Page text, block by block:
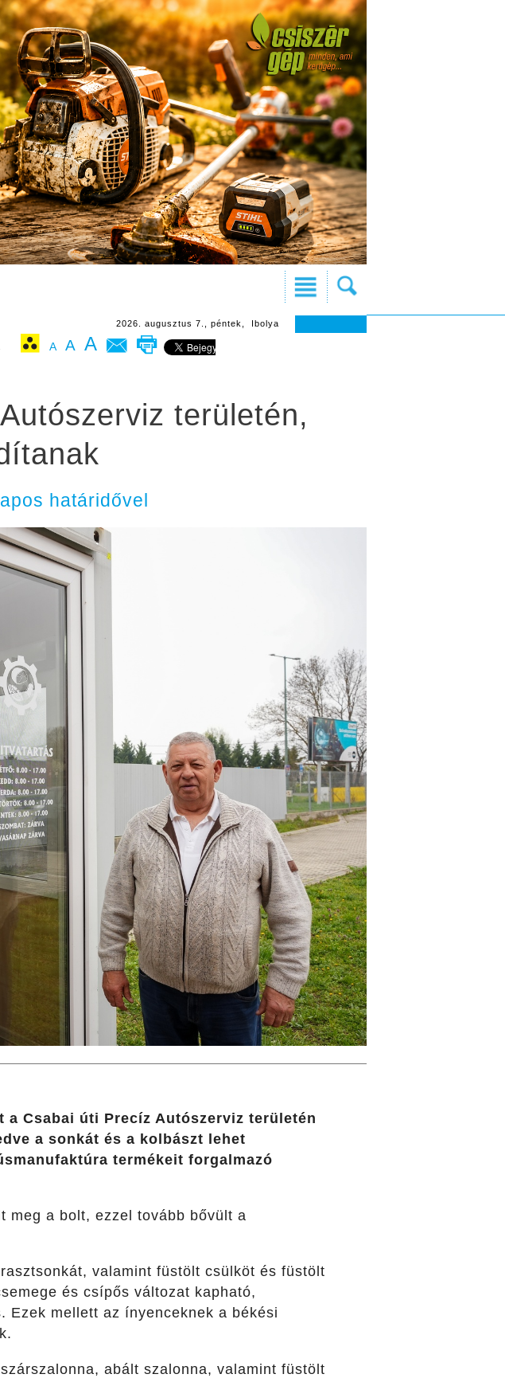
2026. augusztus 7., péntek, Ibolya
A A A
területén,
határidővel
Csabai úti Precíz Autószerviz területén
a sonkát és a kolbászt lehet
termékeit forgalmazó
meg a bolt, ezzel tovább bővült a
valamint füstölt csülköt és füstölt
és csípős változat kapható,
Ezek mellett az ínyenceknek a békési
abált szalonna, valamint füstölt